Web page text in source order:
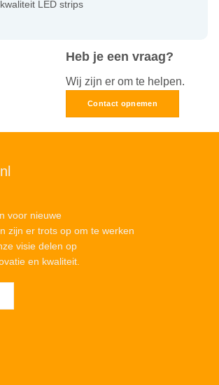
Heb je een vraag?
Wij zijn er om te helpen.
Contact opnemen
LED strips
voor nieuwe
zijn er trots op om te werken
visie delen op
en kwaliteit.